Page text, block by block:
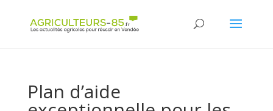
Plan d’aide